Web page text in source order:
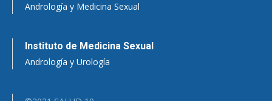
Andrología y Medicina Sexual
Instituto de Medicina Sexual
Andrología y Urología